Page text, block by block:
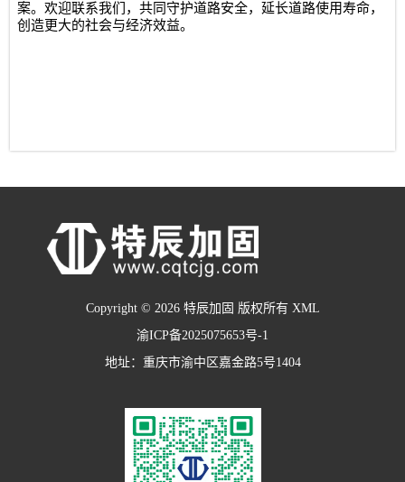
案。欢迎联系我们，共同守护道路安全，延长道路使用寿命，
创造更大的社会与经济效益。
Copyright © 2026 特辰加固 版权所有 XML
渝ICP备2025075653号-1
地址：重庆市渝中区嘉金路5号1404